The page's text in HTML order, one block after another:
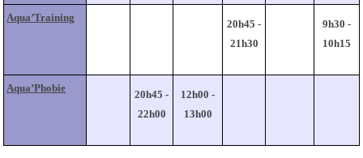
Aqua’Training
20h45 -
21h30
9h30 -
10h15
Aqua’Phobie
20h45 -
22h00
12h00 -
13h00